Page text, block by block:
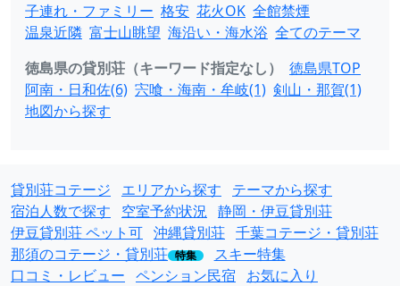
子連れ・ファミリー 格安 花火OK 全館禁煙
温泉近隣 富士山眺望 海沿い・海水浴 全てのテーマ
徳島県の貸別荘（キーワード指定なし）
徳島県TOP
阿南・日和佐(6) 宍喰・海南・牟岐(1) 剣山・那賀(1)
地図から探す
貸別荘コテージ エリアから探す
テーマから探す
宿泊人数で探す
空室予約状況 静岡・伊豆貸別荘
伊豆貸別荘 ペット可 沖縄貸別荘 千葉コテージ・貸別荘
那須のコテージ・貸別荘 特集
スキー特集
口コミ・レビュー ペンション民宿 お気に入り